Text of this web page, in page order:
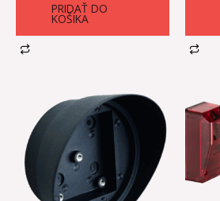
PRIDAŤ DO
KOŠÍKA